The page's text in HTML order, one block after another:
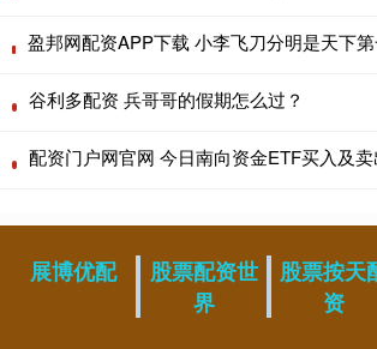
谷利多配资 兵哥哥的假期怎么过？
展博优配
股票配资世
界
股票按天
资